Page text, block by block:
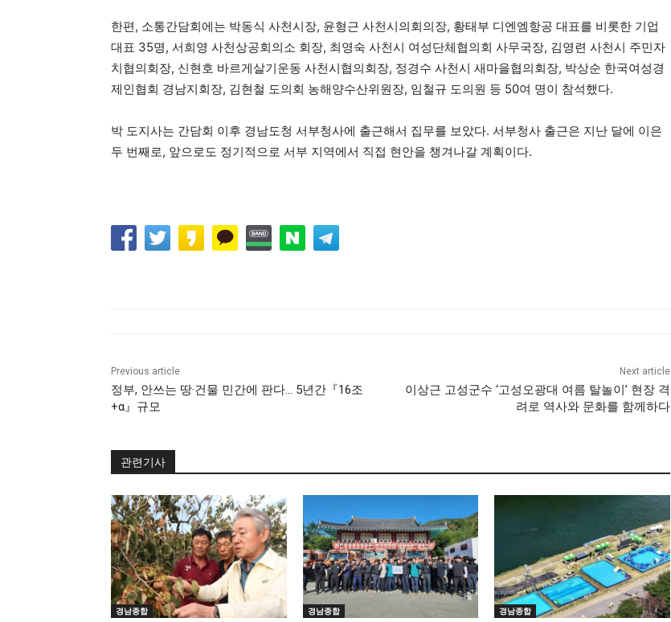
​한편, 소통간담회에는 박동식 사천시장, 윤형근 사천시의회의장, 황태부 디엔엠항공 대표를 비롯한 기업
대표 35명, 서희영 사천상공회의소 회장, 최영숙 사천시 여성단체협의회 사무국장, 김영련 사천시 주민자
치협의회장, 신현호 바르게살기운동 사천시협의회장, 정경수 사천시 새마을협의회장, 박상순 한국여성경
제인협회 경남지회장, 김현철 도의회 농해양수산위원장, 임철규 도의원 등 50여 명이 참석했다.
​박 도지사는 간담회 이후 경남도청 서부청사에 출근해서 집무를 보았다. 서부청사 출근은 지난 달에 이은
두 번째로, 앞으로도 정기적으로 서부 지역에서 직접 현안을 챙겨나갈 계획이다.
Previous article
정부, 안쓰는 땅·건물 민간에 판다… 5년간『16조
+α』규모
Next article
이상근 고성군수 ‘고성오광대 여름 탈놀이’ 현장 격
려로 역사와 문화를 함께하다
관련기사
경남종합 경남종합 경남종합